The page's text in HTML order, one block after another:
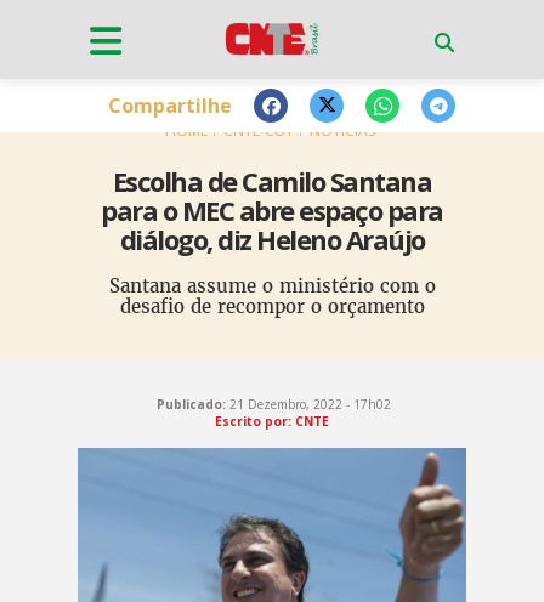
HOME CNTE-CUT NOTÍCIAS
Escolha de Camilo Santana
para o MEC abre espaço para
diálogo, diz Heleno Araújo
Santana assume o ministério com o
desafio de recompor o orçamento
Compartilhe
Publicado: 21 Dezembro, 2022 - 17h02
Escrito por: CNTE